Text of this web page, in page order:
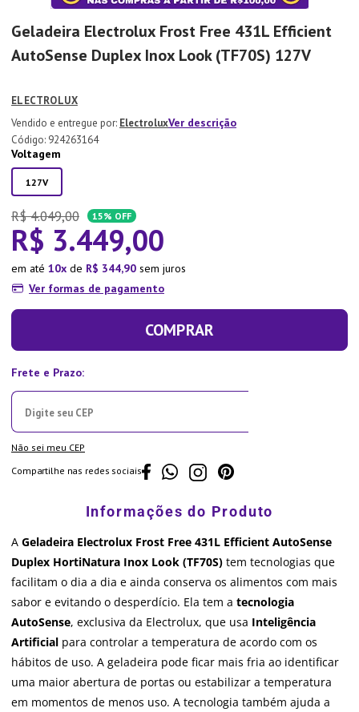
Geladeira Electrolux Frost Free 431L Efficient
AutoSense Duplex Inox Look (TF70S) 127V
ELECTROLUX
ElectroluxVer descrição
: 924263164
Voltagem
127V
R$ 4.049,00 15% OFF
R$ 3.449,00
em até 10 de R$ 344,90 sem juros
Ver formas de pagamento
COMPRAR
Não sei meu CEP
Compartilhe nas redes sociais
A Geladeira Electrolux Frost Free 431L Efficient AutoSense
Duplex HortiNatura Inox Look (TF70S) tem tecnologias que
facilitam o dia a dia e ainda conserva os alimentos com mais
sabor e evitando o desperdício. Ela tem a tecnologia
AutoSense, exclusiva da Electrolux, que usa Inteligência
Artificial para controlar a temperatura de acordo com os
hábitos de uso. A geladeira pode ficar mais fria ao identificar
uma maior abertura de portas ou estabilizar a temperatura
em momentos de menos uso. A tecnologia também ajuda a